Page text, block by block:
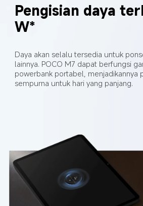
Pengisian daya
W*
Daya akan selalu tersedia untuk
lainnya. POCO M7 dapat berfungsi
powerbank portabel, menjadikannya
sempurna untuk hari yang panjang.